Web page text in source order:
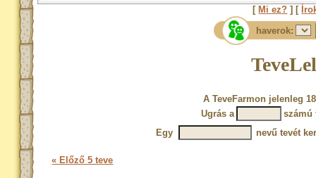
[ Mi ez? ] [
haverok:
A TeveFarmon jelenleg
Ugrás a
számú
Egy
nevű tevét
« Előző 5 teve